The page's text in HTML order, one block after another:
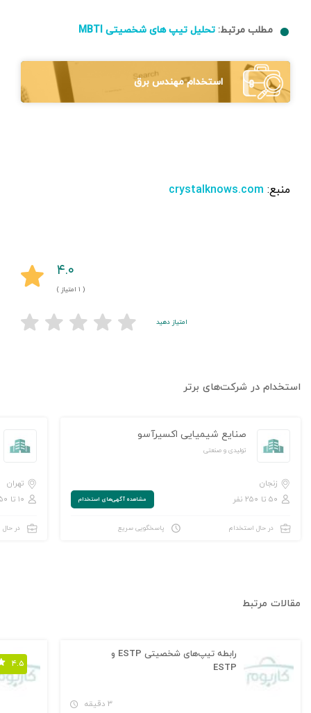
مطلب مرتبط: تحلیل تیپ های شخصیتی MBTI
استخدام مهندس برق
منبع: crystalknows.com
۴.۰
( ۱ امتیاز )
امتیاز دهید
استخدام در شرکت‌های برتر
صنایع شیمیایی اکسیرآسو
تولیدی و صنعتی
زنجان
۵۰ تا ۲۵۰ نفر
مشاهده‌ آگهی‌های استخدام
در حال استخدام پاسخگویی سریع
تهران
۱۰ تا ۵۰ نفر
در
مقالات مرتبط
رابطه تیپ‌های شخصیتی ESTP و
ESTP
۳ دقیقه
۴.۵